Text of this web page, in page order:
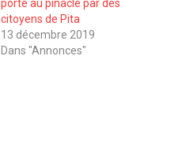
porté au pinacle par des
citoyens de Pita
13 décembre 2019
Dans "Annonces"